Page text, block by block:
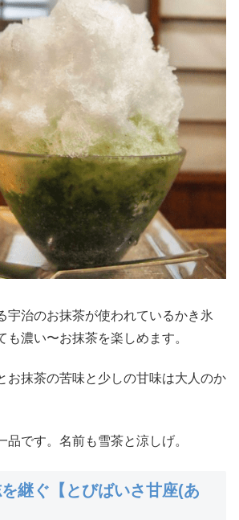
宇治のお抹茶が使われているかき氷
も濃い〜お抹茶を楽しめます。
お抹茶の苦味と少しの甘味は大人のか
品です。名前も雪茶と涼しげ。
継ぐ【とびばいさ甘座(あ